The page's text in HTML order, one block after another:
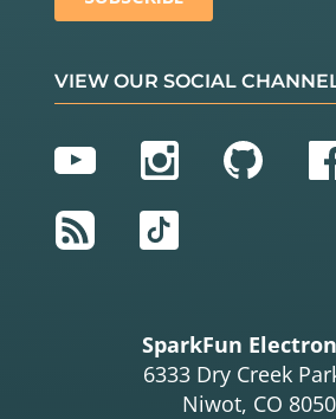
VIEW OUR SOCIAL
YouTubeInstagram
RSS
TikTok
SparkFun
6333 Dry Creek
Niwot, CO